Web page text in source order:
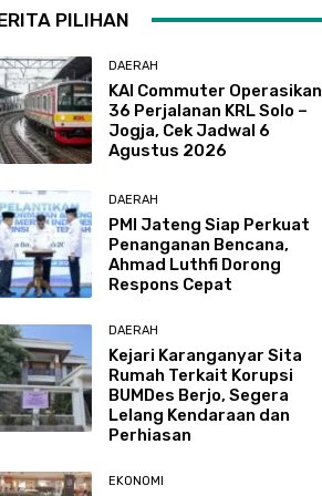
PILIHAN
DAERAH
KAI Commuter Operasikan
36 Perjalanan KRL Solo –
Jogja, Cek Jadwal 6
Agustus 2026
DAERAH
PMI Jateng Siap Perkuat
Penanganan Bencana,
Ahmad Luthfi Dorong
Respons Cepat
DAERAH
Kejari Karanganyar Sita
Rumah Terkait Korupsi
BUMDes Berjo, Segera
Lelang Kendaraan dan
Perhiasan
EKONOMI